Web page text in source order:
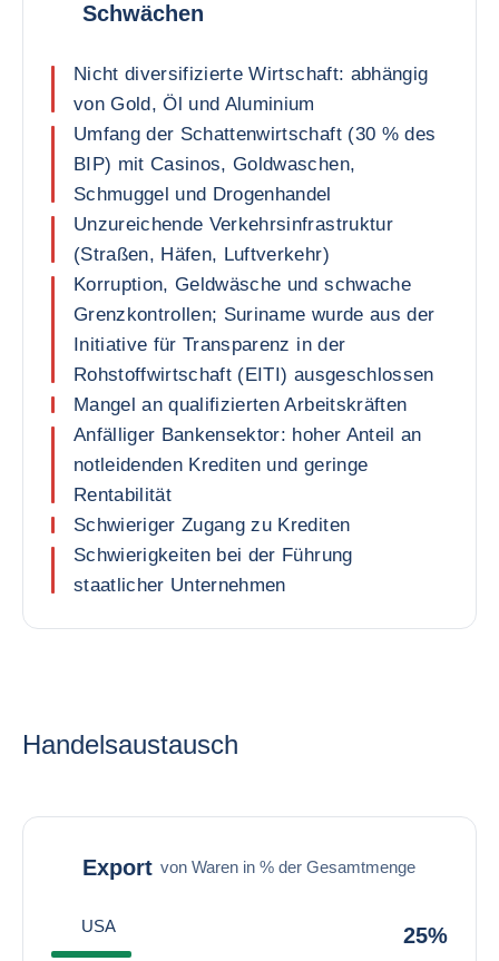
Schwächen
Nicht diversifizierte Wirtschaft: abhängig
von Gold, Öl und Aluminium
Umfang der Schattenwirtschaft (30 % des
BIP) mit Casinos, Goldwaschen,
Schmuggel und Drogenhandel
Unzureichende Verkehrsinfrastruktur
(Straßen, Häfen, Luftverkehr)
Korruption, Geldwäsche und schwache
Grenzkontrollen; Suriname wurde aus der
Initiative für Transparenz in der
Rohstoffwirtschaft (EITI) ausgeschlossen
Mangel an qualifizierten Arbeitskräften
Anfälliger Bankensektor: hoher Anteil an
notleidenden Krediten und geringe
Rentabilität
Schwieriger Zugang zu Krediten
Schwierigkeiten bei der Führung
staatlicher Unternehmen
Handelsaustausch
Export von Waren in % der Gesamtmenge
USA 25%